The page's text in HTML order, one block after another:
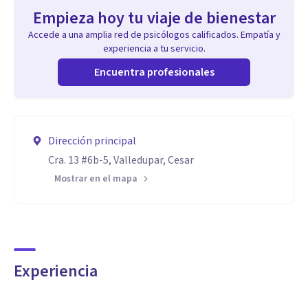
Empieza hoy tu viaje de bienestar
Accede a una amplia red de psicólogos calificados. Empatía y
experiencia a tu servicio.
Encuentra profesionales
Dirección principal
Cra. 13 #6b-5, Valledupar, Cesar
Mostrar en el mapa
Experiencia